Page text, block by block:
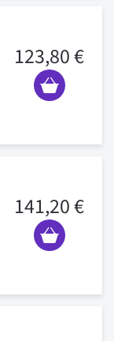
123,80 €
141,20 €